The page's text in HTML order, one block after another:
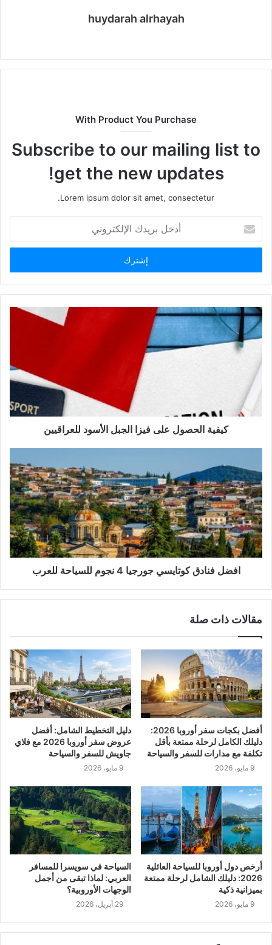
huydarah alrhayah
With Product You Purchase
Subscribe to our mailing list to
get the new updates!
Lorem ipsum dolor sit amet, consectetur.
بريدك
الإلكتروني
كيفية الحصول على فيزا الجبل الأسود للعراقيين
افضل فنادق كوتايسي جورجيا 4 نجوم للسياحة للعرب
مقالات ذات صلة
أفضل بكجات سفر أوروبا 2026:
دليلك الكامل لرحلة ممتعة بأقل
تكلفة مع مدارات للسفر والسياحة
9 مايو، 2026
دليل التخطيط الشامل: أفضل
عروض سفر أوروبا 2026 مع فلاي
جاويش للسفر والسياحة
9 مايو، 2026
أرخص دول أوروبا للسياحة العائلية
2026: دليلك الشامل لرحلة ممتعة
بميزانية ذكية
9 مايو، 2026
السياحة في سويسرا للمسافر
العربي: لماذا تبقى من أجمل
الوجهات الأوروبية؟
29 أبريل، 2026